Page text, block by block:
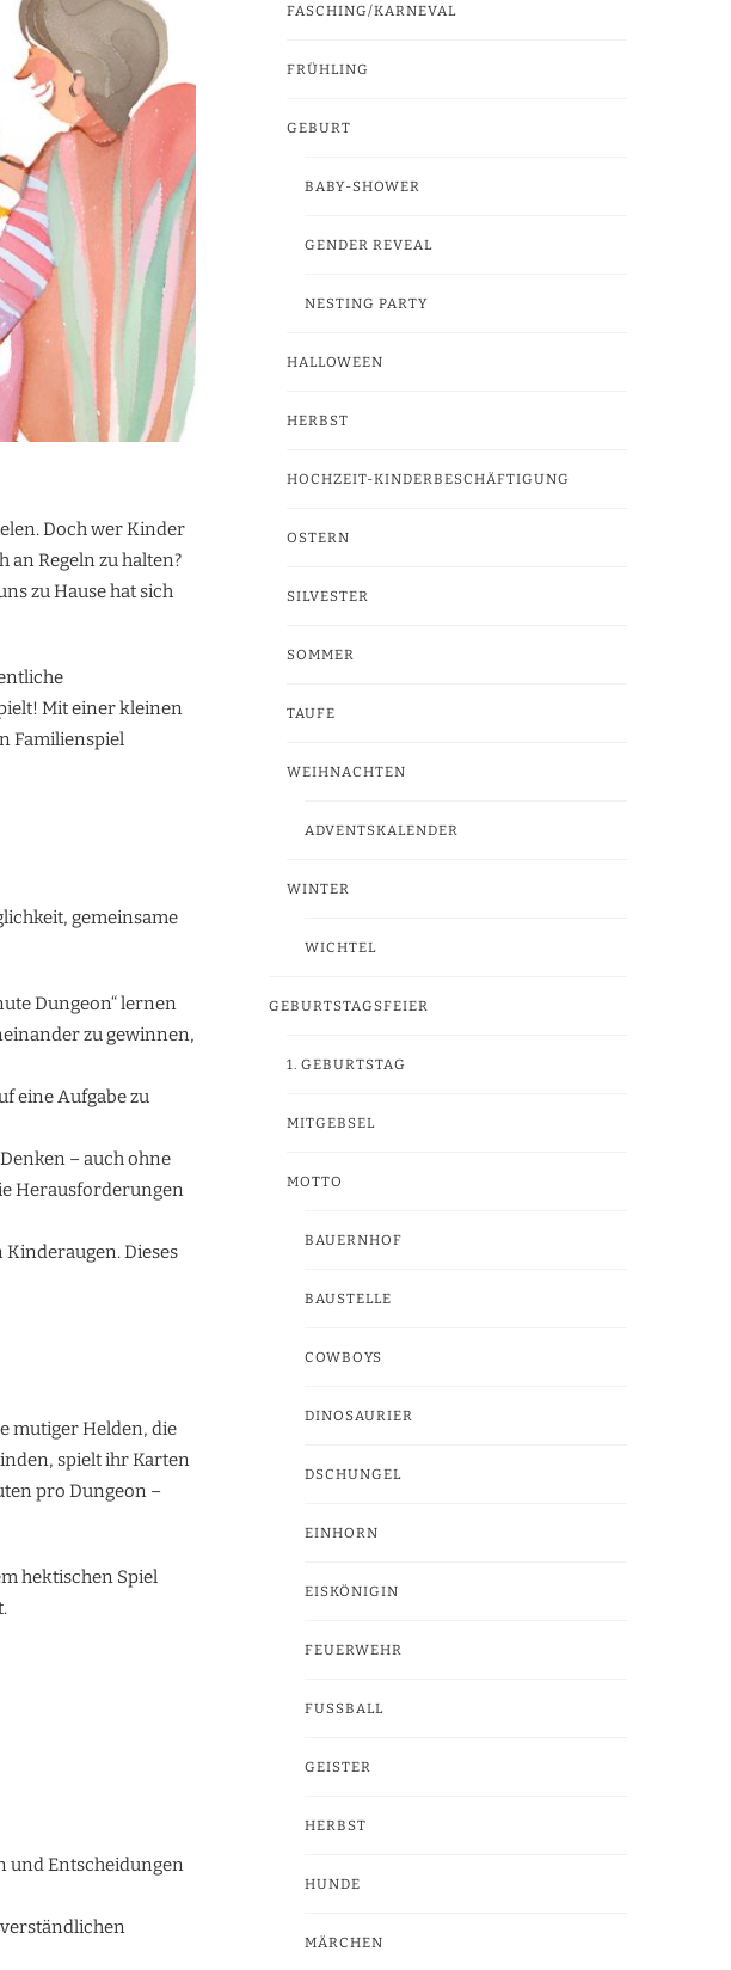
Doch wer Kinder
an Regeln zu halten?
zu Hause hat sich
Mit einer kleinen
Familienspiel
gemeinsame
Dungeon“ lernen
zu gewinnen,
eine Aufgabe zu
– auch ohne
Herausforderungen
Dieses
mutiger Helden, die
spielt ihr Karten
pro Dungeon –
hektischen Spiel
und Entscheidungen
FASCHING/KARNEVAL
FRÜHLING
GEBURT
BABY-SHOWER
GENDER REVEAL
NESTING PARTY
HALLOWEEN
HERBST
HOCHZEIT-KINDERBESCHÄFTIGUNG
OSTERN
SILVESTER
SOMMER
TAUFE
WEIHNACHTEN
ADVENTSKALENDER
WINTER
WICHTEL
GEBURTSTAGSFEIER
1. GEBURTSTAG
MITGEBSEL
MOTTO
BAUERNHOF
BAUSTELLE
COWBOYS
DINOSAURIER
DSCHUNGEL
EINHORN
EISKÖNIGIN
FEUERWEHR
FUSSBALL
GEISTER
HERBST
HUNDE
MÄRCHEN